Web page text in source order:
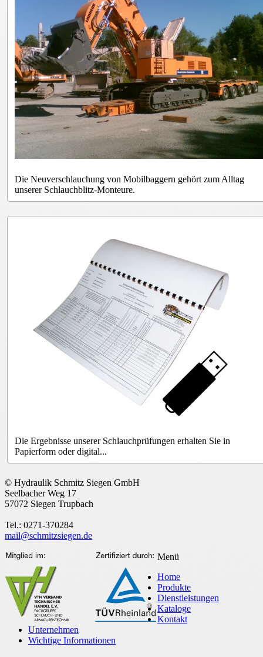
Die Neuverschlauchung von Mobilbaggern gehört zum Alltag
unserer Schlauchblitz-Monteure.
Die Ergebnisse unserer Schlauchprüfungen erhalten Sie in
Papierform oder digital...
© Hydraulik Schmitz Siegen GmbH
Seelbacher Weg 17
57072 Siegen Trupbach
Tel.: 0271-370284
mail@schmitzsiegen.de
Menü
Home
Produkte
Dienstleistungen
Kataloge
Kontakt
Unternehmen
Wichtige Informationen